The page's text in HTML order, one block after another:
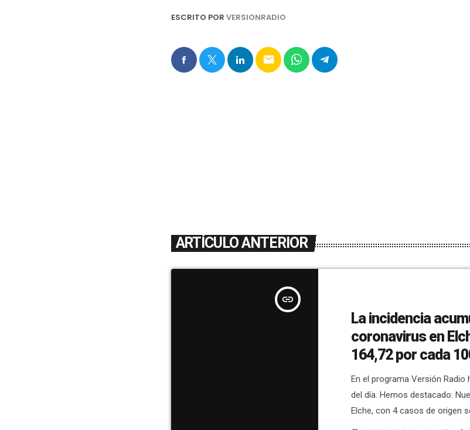
ESCRITO POR VERSIONRADIO
email
ARTÍCULO ANTERIOR
insert_link
La incidencia
coronavirus en
164,72 por cada
En el programa Versión
del día. Hemos destacado:
Elche, con 4 casos de origen
Valenciana acepta las